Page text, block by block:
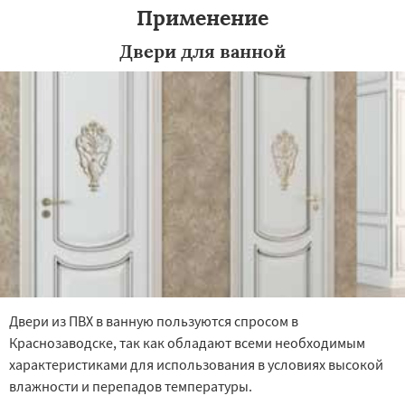
Применение
Двери для ванной
Двери из ПВХ в ванную пользуются спросом в
Краснозаводске, так как обладают всеми необходимым
характеристиками для использования в условиях высокой
влажности и перепадов температуры.